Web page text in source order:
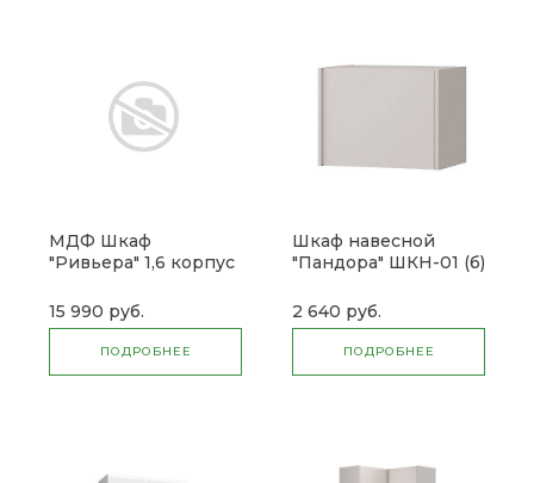
МДФ Шкаф
"Ривьера" 1,6 корпус
15 990 руб.
ПОДРОБНЕЕ
Шкаф навесной
"Пандора" ШКН-01 (б)
2 640 руб.
ПОДРОБНЕЕ